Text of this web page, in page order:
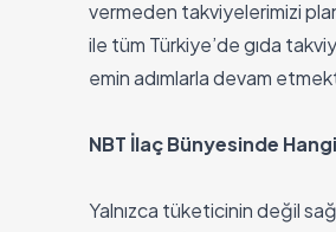
vermeden takviyelerimizi
ile tüm Türkiye’de gıda
emin adımlarla devam
NBT İlaç Bünyesinde
Yalnızca tüketicinin değil